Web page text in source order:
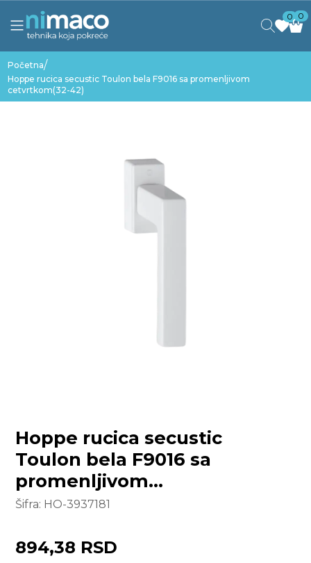
0 0
Početna/
Hoppe rucica secustic Toulon bela F9016 sa promenljivom
cetvrtkom(32-42)
Hoppe rucica secustic
Toulon bela F9016 sa
promenljivom
cetvrtkom(32-42)
Šifra: HO-3937181
894,38 RSD